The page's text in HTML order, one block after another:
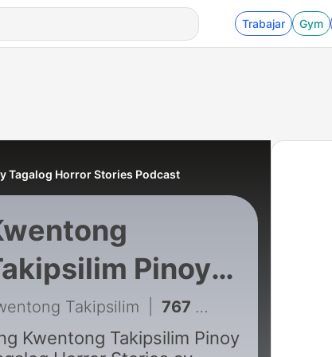
Trabajar Gym
Tagalog Horror Stories Podcast
Pinoy
Horror
Podcast
Takipsilim 767 - MALANDING NANAY NG KAKLASE KONG MAY LAHING ASWANG | KWENTONG ASWANG TRUE STORY
Kwentong Takipsilim Pinoy